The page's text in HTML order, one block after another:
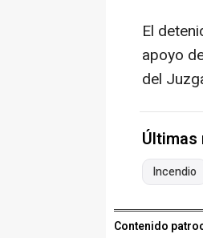
El
apoyo
del
Incendio
Contenido